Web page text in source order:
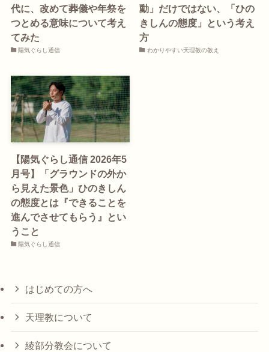
代に、改めて葬儀や年祭を
つとめる意味について考え
てみた
陽気ぐらし通信
動」だけではない、「ひの
きしんの態度」という考え
方
わかりやすい天理教の教え
【陽気ぐらし通信 2026年5
月号】「グラウンドの外か
ら見えた景色」ひのきしん
の態度とは『できることを
進んでさせてもらう』とい
うこと
陽気ぐらし通信
はじめての方へ
天理教について
綾部分教会について